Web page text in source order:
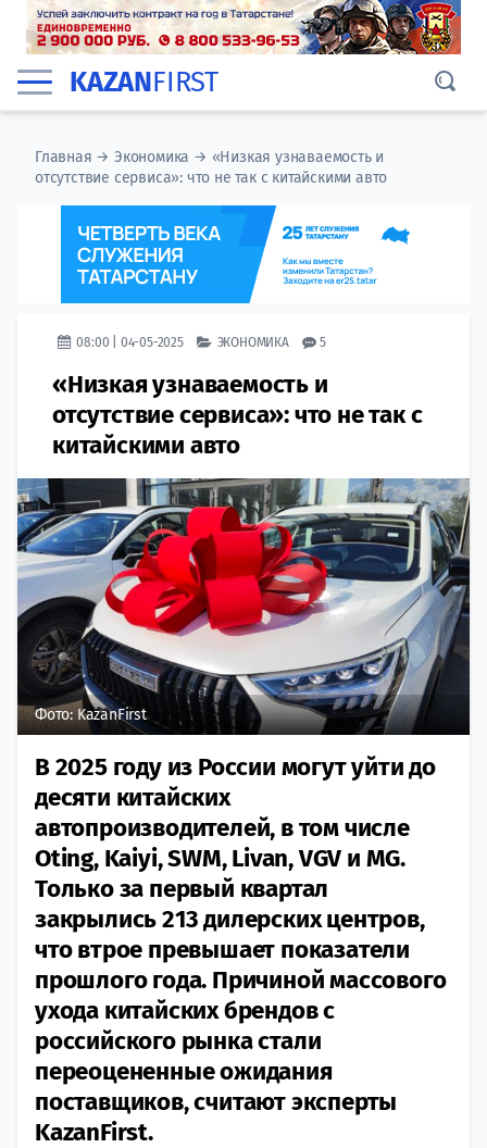
KAZANFIRST
Главная →Экономика → «Низкая узнаваемость и
отсутствие сервиса»: что не так с китайскими авто
08:00 | 04-05-2025 ЭКОНОМИКА 5
«Низкая узнаваемость и
отсутствие сервиса»: что не так с
китайскими авто
Фото: KazanFirst
В 2025 году из России могут уйти до
десяти китайских
автопроизводителей, в том числе
Oting, Kaiyi, SWM, Livan, VGV и MG.
Только за первый квартал
закрылись 213 дилерских центров,
что втрое превышает показатели
прошлого года. Причиной массового
ухода китайских брендов с
российского рынка стали
переоцененные ожидания
поставщиков, считают эксперты
KazanFirst.